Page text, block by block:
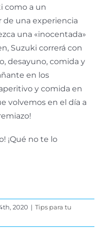
como a un
una experiencia
una «inocentada»
Suzuki correrá con
desayuno, comida y
en los
y comida en
volvemos en el día a
¡Qué no te lo
2020 | Tips para tu